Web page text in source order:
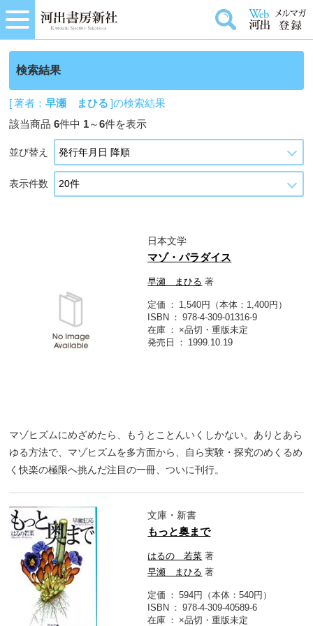
検索結果
[ 著者：早瀬 まひる ]の検索結果
該当商品6件中 1～6件を表示
並び替え
表示件数
日本文学
マゾ・パラダイス
早瀬 まひる 著
定価
1,540円（本体：1,400円）
ISBN
978-4-309-01316-9
在庫
×品切・重版未定
発売日
1999.10.19
マゾヒズムにめざめたら、もうとことんいくしかない。ありとあら
ゆる方法で、マゾヒズムを多方面から、自ら実験・探究のめくるめ
く快楽の極限へ挑んだ注目の一冊、ついに刊行。
文庫・新書
もっと奥まで
はるの 若菜 著
早瀬 まひる 著
定価
594円（本体：540円）
ISBN
978-4-309-40589-6
在庫
×品切・重版未定